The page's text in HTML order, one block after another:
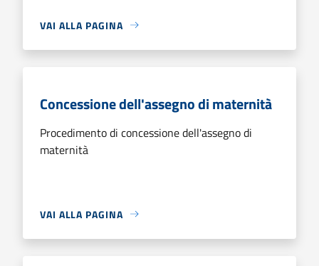
VAI ALLA PAGINA
Concessione dell'assegno di maternità
Procedimento di concessione dell'assegno di
maternità
VAI ALLA PAGINA